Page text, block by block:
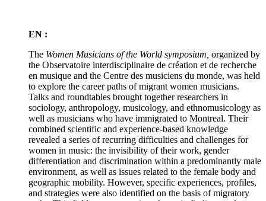
EN :
The Women Musicians of the World symposium, organized by
the Observatoire interdisciplinaire de création et de recherche
en musique and the Centre des musiciens du monde, was held
to explore the career paths of migrant women musicians.
Talks and roundtables brought together researchers in
sociology, anthropology, musicology, and ethnomusicology as
well as musicians who have immigrated to Montreal. Their
combined scientific and experience-based knowledge
revealed a series of recurring difficulties and challenges for
women in music: the invisibility of their work, gender
differentiation and discrimination within a predominantly male
environment, as well as issues related to the female body and
geographic mobility. However, specific experiences, profiles,
and strategies were also identified on the basis of migratory